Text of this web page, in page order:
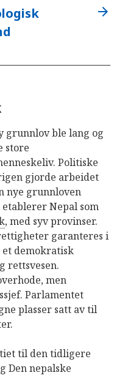
arrow_forward
grunnlov ble lang og
store
Politiske
gjorde arbeidet
nye grunnloven
Nepal som
, med syv provinser.
garanteres i
et demokratisk
rettsvesen.
men
Parlamentet
plasser satt av til
til den tidligere
Den nepalske